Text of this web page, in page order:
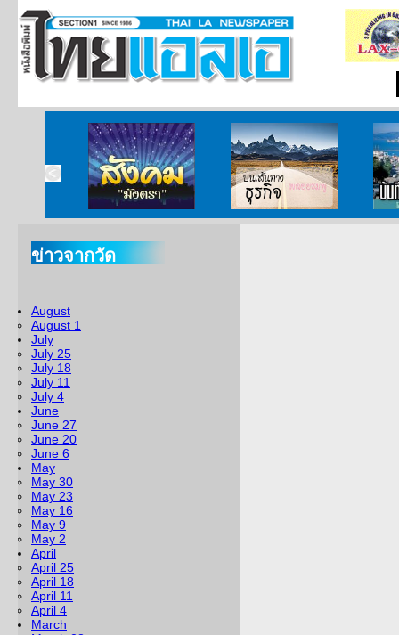
สังคมมังตรา บนเส้นทางธุรกิจ บั
ข่าวจากวัด
August
August 1
July
July 25
July 18
July 11
July 4
June
June 27
June 20
June 6
May
May 30
May 23
May 16
May 9
May 2
April
April 25
April 18
April 11
April 4
March